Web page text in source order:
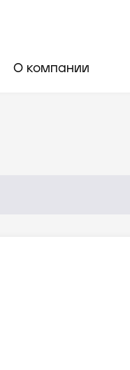
О компании